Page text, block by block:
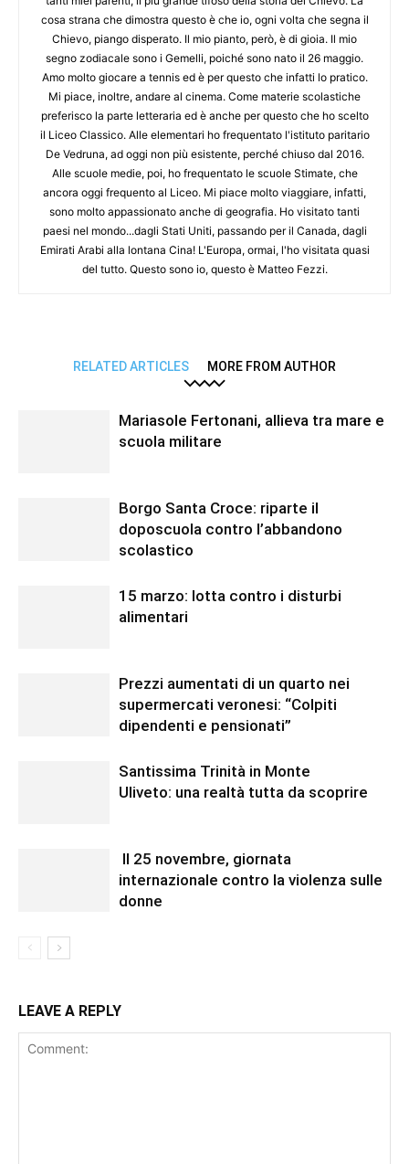
cosa strana che dimostra questo è che io, ogni volta che segna il
Chievo, piango disperato. Il mio pianto, però, è di gioia. Il mio
segno zodiacale sono i Gemelli, poiché sono nato il 26 maggio.
Amo molto giocare a tennis ed è per questo che infatti lo pratico.
Mi piace, inoltre, andare al cinema. Come materie scolastiche
preferisco la parte letteraria ed è anche per questo che ho scelto
il Liceo Classico. Alle elementari ho frequentato l'istituto paritario
De Vedruna, ad oggi non più esistente, perché chiuso dal 2016.
Alle scuole medie, poi, ho frequentato le scuole Stimate, che
ancora oggi frequento al Liceo. Mi piace molto viaggiare, infatti,
sono molto appassionato anche di geografia. Ho visitato tanti
paesi nel mondo...dagli Stati Uniti, passando per il Canada, dagli
Emirati Arabi alla lontana Cina! L'Europa, ormai, l'ho visitata quasi
del tutto. Questo sono io, questo è Matteo Fezzi.
RELATED ARTICLES MORE FROM AUTHOR
Mariasole Fertonani, allieva tra mare e
scuola militare
Borgo Santa Croce: riparte il
doposcuola contro l’abbandono
scolastico
15 marzo: lotta contro i disturbi
alimentari
Prezzi aumentati di un quarto nei
supermercati veronesi: “Colpiti
dipendenti e pensionati”
Santissima Trinità in Monte
Uliveto: una realtà tutta da scoprire
Il 25 novembre, giornata
internazionale contro la violenza sulle
donne
LEAVE A REPLY